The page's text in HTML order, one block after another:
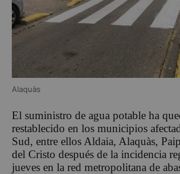
Alaquàs
El suministro de agua potable ha
restablecido en los municipios
Sud, entre ellos Aldaia, Alaquàs,
del Cristo después de la incidencia
jueves en la red metropolitana de